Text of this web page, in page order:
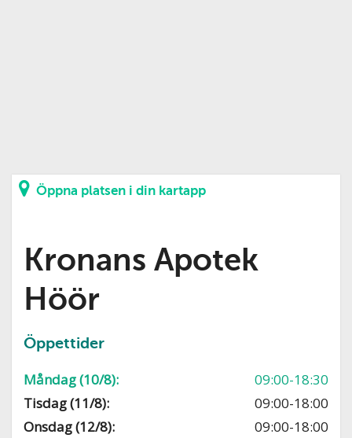
Öppna platsen i din kartapp
Kronans Apotek
Höör
Öppettider
Måndag (10/8):
09:00-18:30
Tisdag (11/8):
09:00-18:00
Onsdag (12/8):
09:00-18:00